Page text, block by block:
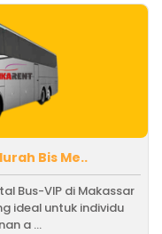
Bis Me..
Bus-VIP di Makassar
ideal untuk individu
a ...